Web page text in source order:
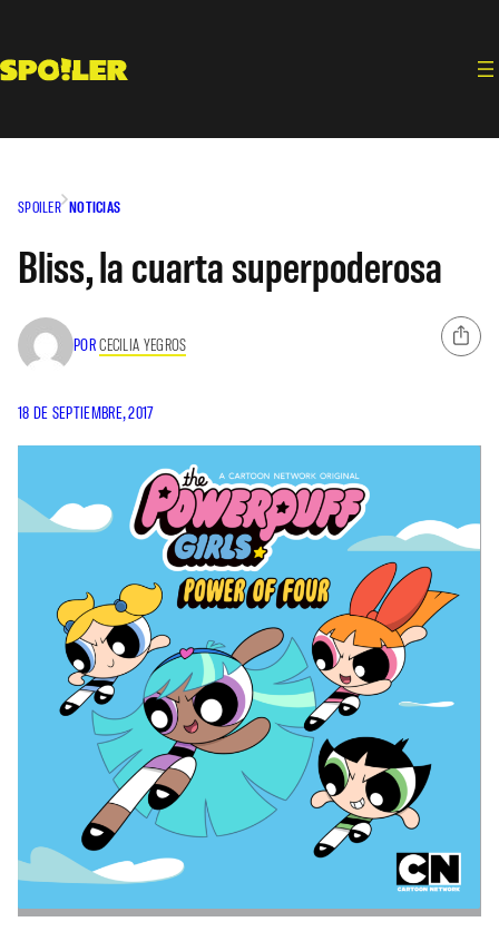
contenido
SPOILER NOTICIAS
Bliss, la cuarta superpoderosa
PORCECILIA YEGROS
18 DE SEPTIEMBRE, 2017